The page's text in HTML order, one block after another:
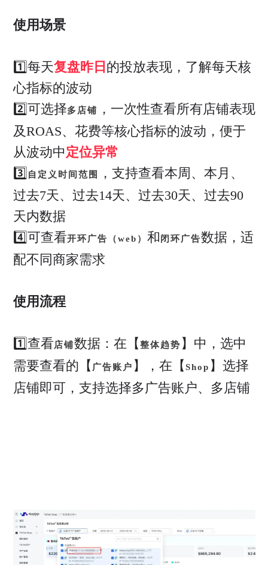
使用场景
1️⃣每天复盘昨日 的投放表现，了解每天核
心指标的波动
2️⃣可选择多店铺
，一次性查看所有店铺表现
及ROAS、花费等核心指标的波动，便于
从波动中定位异常
3️⃣ 自定义时间范围
，支持查看本周、本月、
过去7天、过去14天、过去30天、过去90
天内数据
4️⃣可查看开环广告（web） 和闭环广告数据，适
配不同商家需求
使用流程
1️⃣查看店铺数据：在【 整体趋势 】中，选中
需要查看的【 广告账户 】，在【 Shop 】选择
店铺即可，支持选择多广告账户、多店铺